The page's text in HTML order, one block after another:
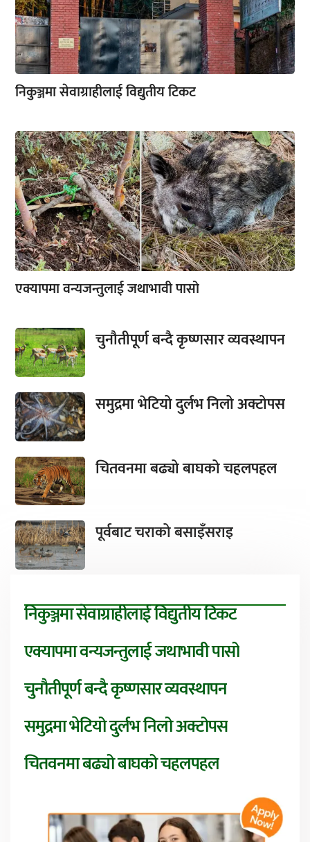
निकुञ्जमा सेवाग्राहीलाई विद्युतीय टिकट
एक्यापमा वन्यजन्तुलाई जथाभावी पासो
चुनौतीपूर्ण बन्दै कृष्णसार व्यवस्थापन
समुद्रमा भेटियो दुर्लभ निलो अक्टोपस
चितवनमा बढ्यो बाघको चहलपहल
पूर्वबाट चराको बसाइँसराइ
निकुञ्जमा सेवाग्राहीलाई विद्युतीय टिकट
एक्यापमा वन्यजन्तुलाई जथाभावी पासो
चुनौतीपूर्ण बन्दै कृष्णसार व्यवस्थापन
समुद्रमा भेटियो दुर्लभ निलो अक्टोपस
चितवनमा बढ्यो बाघको चहलपहल